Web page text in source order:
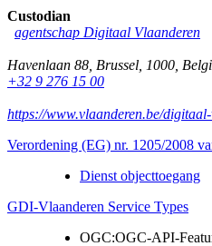
Custodian
agentschap Digitaal Vlaanderen
Havenlaan 88 Brussel 1000
+32 9 276 15 00
https://www.vlaanderen.be/
Verordening (EG) nr. 1205/2008
Dienst objecttoegang
GDI-Vlaanderen Service Types
OGC:OGC-API-